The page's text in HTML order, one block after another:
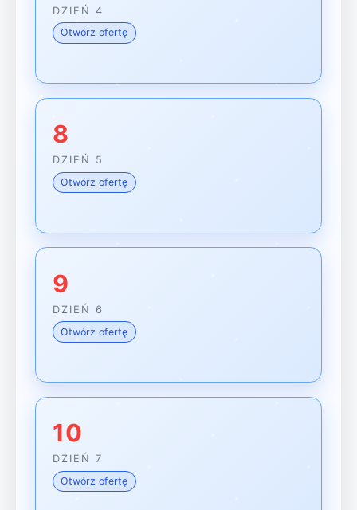
DZIEŃ 4
Otwórz ofertę
8
DZIEŃ 5
Otwórz ofertę
9
DZIEŃ 6
Otwórz ofertę
10
DZIEŃ 7
Otwórz ofertę